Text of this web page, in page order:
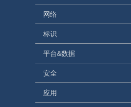
网络
标识
平台&数据
安全
应用